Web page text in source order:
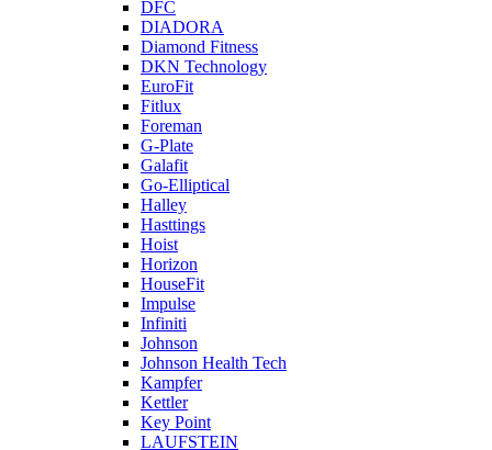
DFC
DIADORA
Diamond Fitness
DKN Technology
EuroFit
Fitlux
Foreman
G-Plate
Galafit
Go-Elliptical
Halley
Hasttings
Hoist
Horizon
HouseFit
Impulse
Infiniti
Johnson
Johnson Health Tech
Kampfer
Kettler
Key Point
LAUFSTEIN